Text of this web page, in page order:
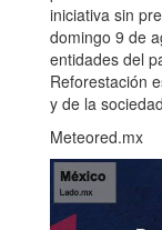
iniciativa sin
domingo 9 de
entidades del
Reforestación
y de la
Meteored.mx